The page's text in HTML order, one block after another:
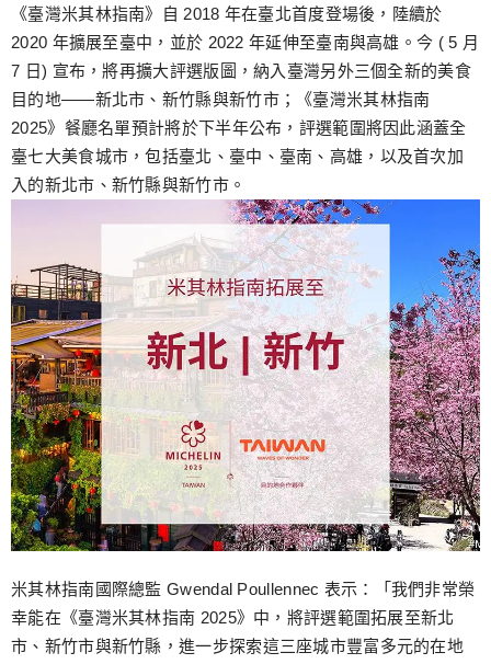
至
主
要
內
容
《臺灣米其林指南》自 2018 年在臺北首度登場後，陸續於
2020 年擴展至臺中，並於 2022 年延伸至臺南與高雄。今 ( 5 月
7 日) 宣布，將再擴大評選版圖，納入臺灣另外三個全新的美食
目的地——新北市、新竹縣與新竹市；《臺灣米其林指南
2025》餐廳名單預計將於下半年公布，評選範圍將因此涵蓋全
臺七大美食城市，包括臺北、臺中、臺南、高雄，以及首次加
入的新北市、新竹縣與新竹市。
米其林指南國際總監 Gwendal Poullennec 表示：「我們非常榮
幸能在《臺灣米其林指南 2025》中，將評選範圍拓展至新北
市、新竹市與新竹縣，進一步探索這三座城市豐富多元的在地